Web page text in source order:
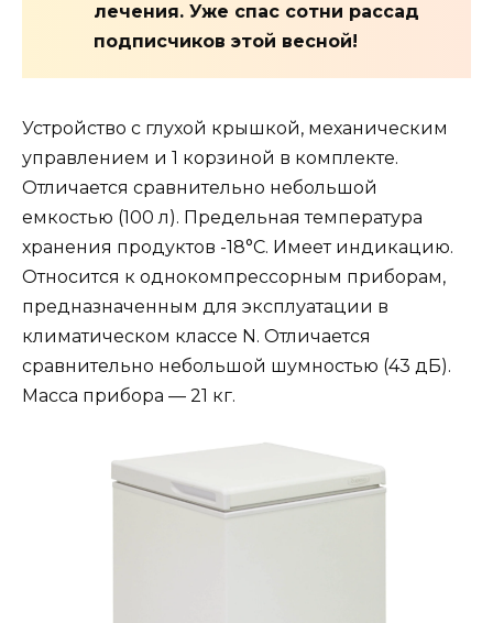
лечения. Уже спас сотни рассад
подписчиков этой весной!
Устройство с глухой крышкой, механическим
управлением и 1 корзиной в комплекте.
Отличается сравнительно небольшой
емкостью (100 л). Предельная температура
хранения продуктов -18°С. Имеет индикацию.
Относится к однокомпрессорным приборам,
предназначенным для эксплуатации в
климатическом классе N. Отличается
сравнительно небольшой шумностью (43 дБ).
Масса прибора — 21 кг.